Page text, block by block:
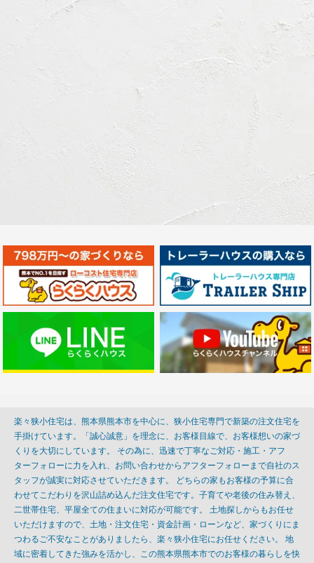
楽々狭小住宅は、熊本県熊本市を中心に、狭小住宅専門で新築の注文住宅を
手掛けています。「誠心誠意」を理念に、お客様目線で、お客様想いの家づ
くりを大切にしています。 その為に、迅速で丁寧なご対応・施工・アフ
ターフォローに力を入れ、お問い合わせからアフターフォローまで自社のス
タッフが誠実に対応させていただきます。 どちらの家もお客様の予算に合
わせてこだわりを沢山詰め込んだ注文住宅です。子育てや老後の住み替え、
二世帯住宅、平屋全ての住まいに対応が可能です。 土地探しからもお任せ
いただけますので、土地・注文住宅・資金計画・ローンなど、家づくりにま
つわるご不安なことがありましたら、楽々狭小住宅にお任せください。 地
域に密着してきた強みを活かし、この熊本県熊本市でのお客様の暮らしを快